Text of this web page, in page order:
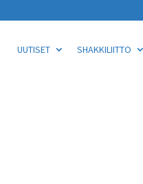
UUTISET SHAKKILIITTO